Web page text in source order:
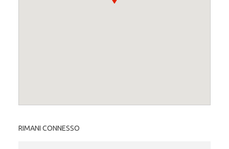
RIMANI CONNESSO